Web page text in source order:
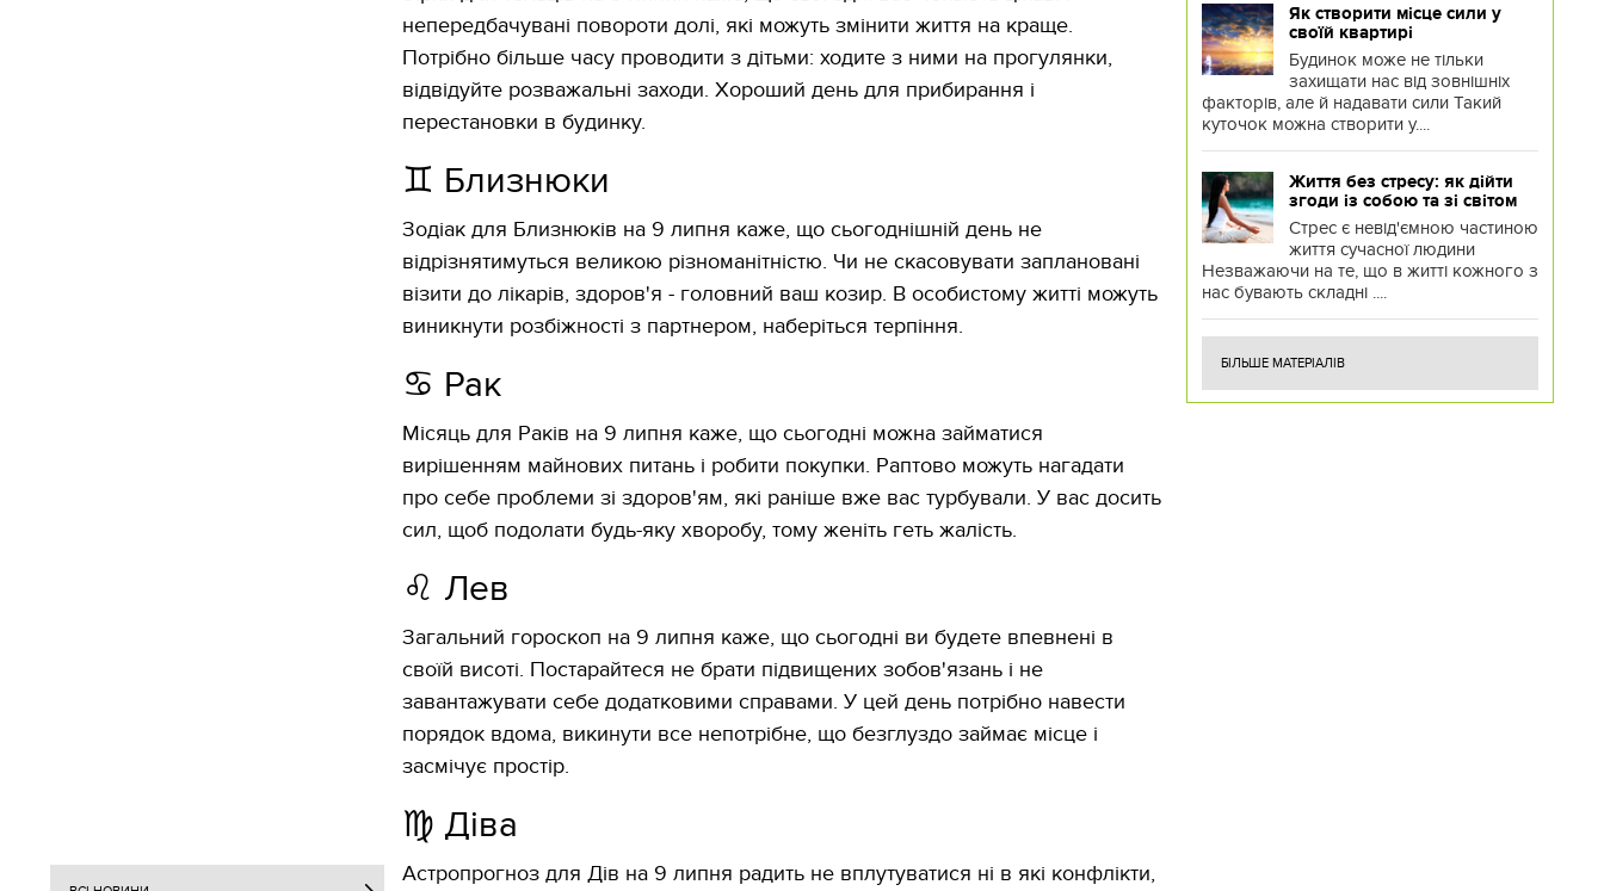
непередбачувані повороти долі, які можуть змінити життя на краще.
Потрібно більше часу проводити з дітьми: ходите з ними на прогулянки,
відвідуйте розважальні заходи. Хороший день для прибирання і
перестановки в будинку.
♊️ Близнюки
Зодіак для Близнюків на 9 липня каже, що сьогоднішній день не
відрізнятимуться великою різноманітністю. Чи не скасовувати заплановані
візити до лікарів, здоров'я - головний ваш козир. В особистому житті можуть
виникнути розбіжності з партнером, наберіться терпіння.
♋️ Рак
Місяць для Раків на 9 липня каже, що сьогодні можна займатися
вирішенням майнових питань і робити покупки. Раптово можуть нагадати
про себе проблеми зі здоров'ям, які раніше вже вас турбували. У вас досить
сил, щоб подолати будь-яку хворобу, тому женіть геть жалість.
♌️ Лев
Загальний гороскоп на 9 липня каже, що сьогодні ви будете впевнені в
своїй висоті. Постарайтеся не брати підвищених зобов'язань і не
завантажувати себе додатковими справами. У цей день потрібно навести
порядок вдома, викинути все непотрібне, що безглуздо займає місце і
засмічує простір.
♍️ Діва
Астропрогноз для Дів на 9 липня радить не вплутуватися ні в які конфлікти,
Як створити місце сили у
своїй квартирі
Будинок може не тільки
захищати нас від зовнішніх
факторів, але й надавати сили Такий
куточок можна створити у....
Життя без стресу: як дійти
згоди із собою та зі світом
Стрес є невід'ємною частиною
життя сучасної людини
Незважаючи на те, що в житті кожного з
нас бувають складні ....
БІЛЬШЕ МАТЕРІАЛІВ